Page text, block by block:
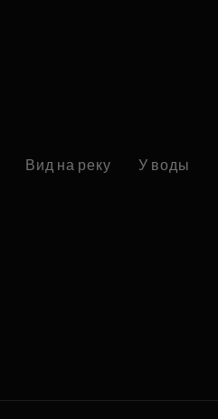
Вид на реку У воды